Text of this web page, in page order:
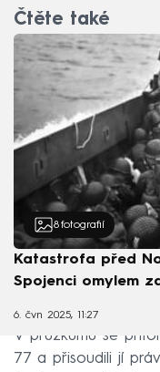
Čtěte také
8 fotografií
Katastrofa před
Spojenci omylem
6. čvn 2025, 11:27
V průzkumu se
77 a přisoudili jí